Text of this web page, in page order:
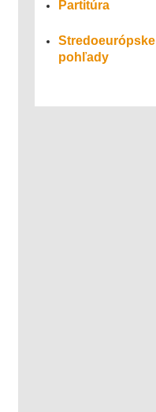
Partitúra
Stredoeurópske
pohľady